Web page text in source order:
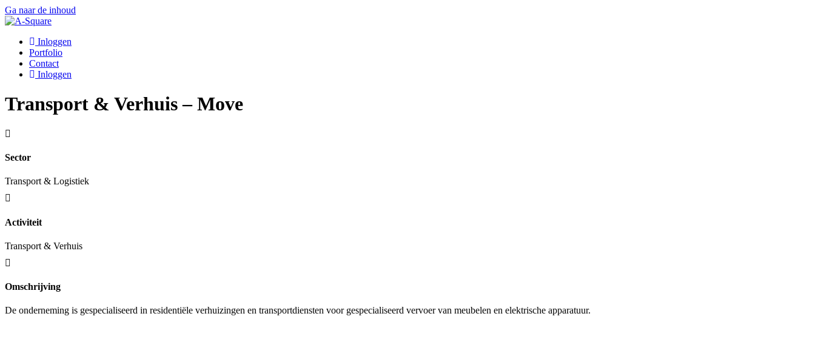
Ga naar de inhoud
Inloggen
Portfolio
Contact
Inloggen
Transport & Verhuis – Move
Sector
Transport & Logistiek
Activiteit
Transport & Verhuis
Omschrijving
De onderneming is gespecialiseerd in residentiële verhuizingen en transportdiensten voor gespecialiseerd vervoer van meubelen en elektrische apparatuur.